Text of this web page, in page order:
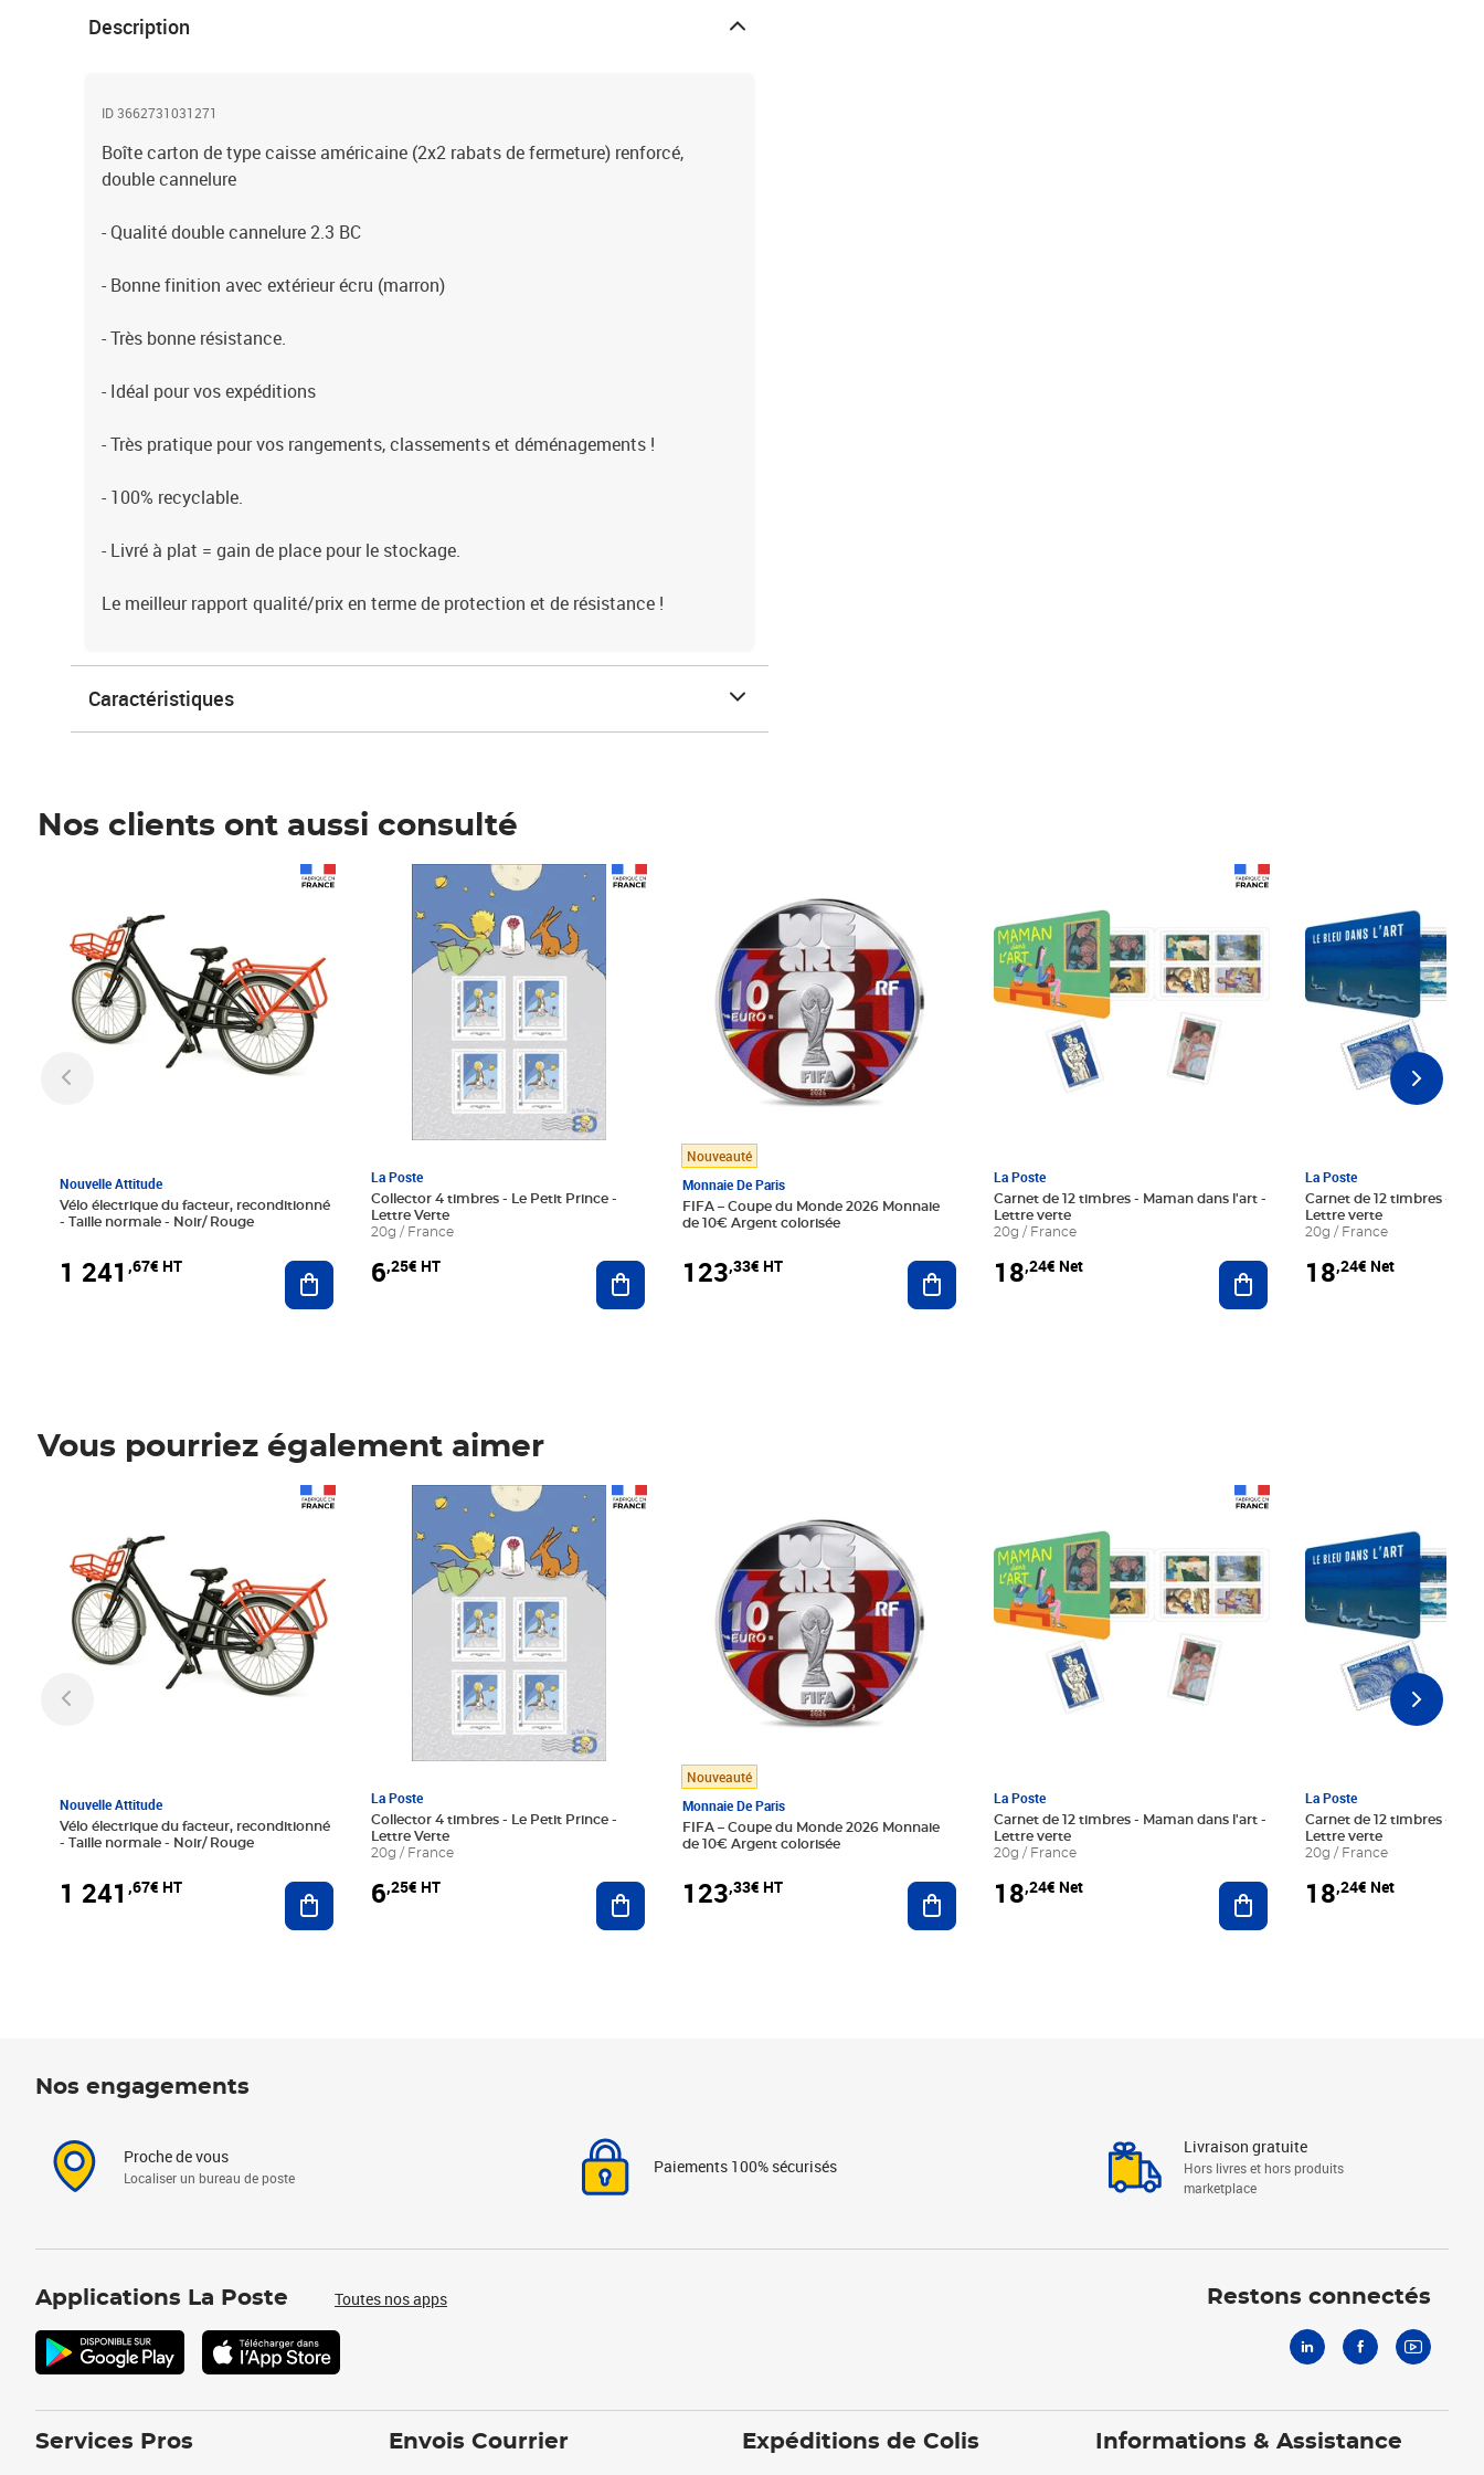
Description
ID 3662731031271
Boîte carton de type caisse américaine (2x2 rabats de fermeture) renforcé,
double cannelure
- Qualité double cannelure 2.3 BC
- Bonne finition avec extérieur écru (marron)
- Très bonne résistance.
- Idéal pour vos expéditions
- Très pratique pour vos rangements, classements et déménagements !
- 100% recyclable.
- Livré à plat = gain de place pour le stockage.
Le meilleur rapport qualité/prix en terme de protection et de résistance !
Caractéristiques
Nos clients ont aussi consulté
Nouvelle Attitude
Vélo électrique du facteur, reconditionné
- Taille normale - Noir/ Rouge
1 241 ,67€ HT Ajouter au panier
La Poste
Collector 4 timbres - Le Petit Prince -
Lettre Verte
20g / France
6,25€ HT
Prix 6,25€ HT
Ajouter au panier
Nouveauté
Monnaie De Paris
FIFA – Coupe du Monde 2026 Monnaie
de 10€ Argent colorisée
123,33€ HT Ajouter au panier
La Poste
Carnet de 12 timbres - Maman dans l'art -
Lettre verte
20g / France
18,24€ Net Ajouter au panier
La Poste
Carnet de 12 timbres - Le
Lettre verte
20g / France
18,24€ Net
Vous pourriez également aimer
Nouvelle Attitude
Vélo électrique du facteur, reconditionné
- Taille normale - Noir/ Rouge
1 241 ,67€ HT Ajouter au panier
La Poste
Collector 4 timbres - Le Petit Prince -
Lettre Verte
20g / France
6,25€ HT
Prix 6,25€ HT
Ajouter au panier
Nouveauté
Monnaie De Paris
FIFA – Coupe du Monde 2026 Monnaie
de 10€ Argent colorisée
123,33€ HT Ajouter au panier
La Poste
Carnet de 12 timbres - Maman dans l'art -
Lettre verte
20g / France
18,24€ Net Ajouter au panier
La Poste
Carnet de 12 timbres - Le
Lettre verte
20g / France
18,24€ Net
Nos engagements
Proche de vous
Localiser un bureau de poste
Paiements 100% sécurisés
Livraison gratuite
Hors livres et hors produits
marketplace
Applications La Poste Toutes nos apps Restons connectés
Services Pros Envois Courrier Expéditions de Colis Informations & Assistance